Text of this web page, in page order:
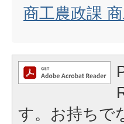
商工農政課
す。お持ちで